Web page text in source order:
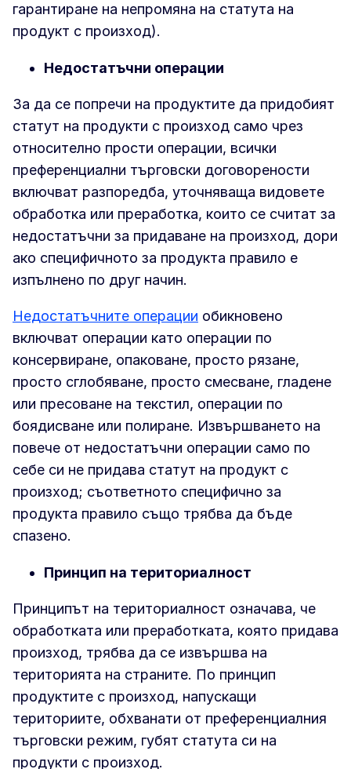
гарантиране на непромяна на статута на
продукт с произход).
Недостатъчни операции
За да се попречи на продуктите да придобият
статут на продукти с произход само чрез
относително прости операции, всички
преференциални търговски договорености
включват разпоредба, уточняваща видовете
обработка или преработка, които се считат за
недостатъчни за придаване на произход, дори
ако специфичното за продукта правило е
изпълнено по друг начин.
Недостатъчните операции обикновено
включват операции като операции по
консервиране, опаковане, просто рязане,
просто сглобяване, просто смесване, гладене
или пресоване на текстил, операции по
боядисване или полиране. Извършването на
повече от недостатъчни операции само по
себе си не придава статут на продукт с
произход; съответното специфично за
продукта правило също трябва да бъде
спазено.
Принцип на териториалност
Принципът на териториалност означава, че
обработката или преработката, която придава
произход, трябва да се извършва на
територията на страните. По принцип
продуктите с произход, напускащи
териториите, обхванати от преференциалния
търговски режим, губят статута си на
продукти с произход.